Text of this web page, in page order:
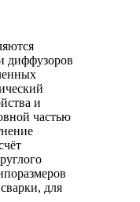
диффузоров
и
частью
для